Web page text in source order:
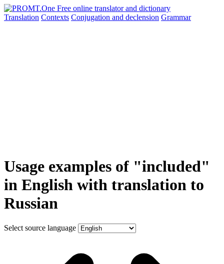
Translation Contexts Conjugation and declension Grammar
Usage examples of "included"
in English with translation to
Russian
Select source language